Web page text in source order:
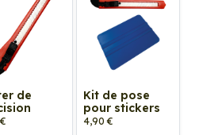
de
Kit de pose
pour stickers
4,90 €